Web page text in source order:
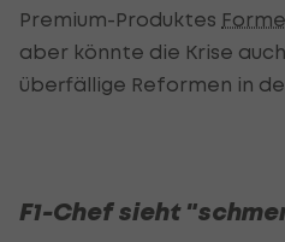
Premium-Produktes
aber könnte die Krise
überfällige Reformen in
F1-Chef sieht